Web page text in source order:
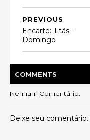
PREVIOUS
Encarte: Titãs -
Domingo
COMMENTS
Nenhum Comentário:
Deixe seu